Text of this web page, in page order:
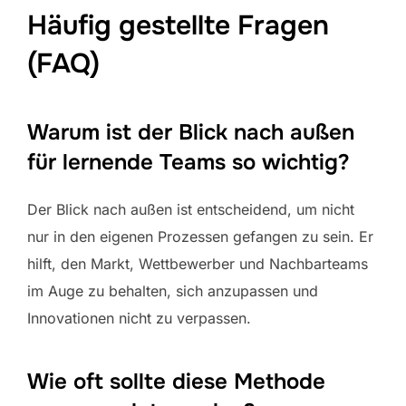
Häufig gestellte Fragen
(FAQ)
Warum ist der Blick nach außen
für lernende Teams so wichtig?
Der Blick nach außen ist entscheidend, um nicht
nur in den eigenen Prozessen gefangen zu sein. Er
hilft, den Markt, Wettbewerber und Nachbarteams
im Auge zu behalten, sich anzupassen und
Innovationen nicht zu verpassen.
Wie oft sollte diese Methode